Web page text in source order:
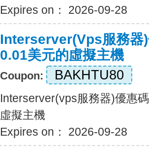
Expires on： 2026-09-28
Interserver(vps服務器
0.01美元的虛擬主機
Coupon: BAKHTU80
Interserver(vps服務器)優惠
虛擬主機
Expires on： 2026-09-28